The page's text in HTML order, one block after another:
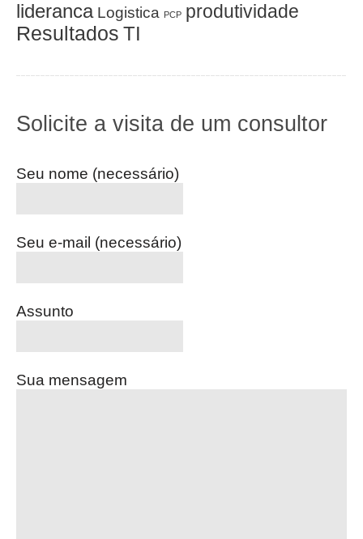
lideranca Logistica PCP produtividade
Resultados TI
Solicite a visita de um consultor
Seu nome (necessário)
Seu e-mail (necessário)
Assunto
Sua mensagem